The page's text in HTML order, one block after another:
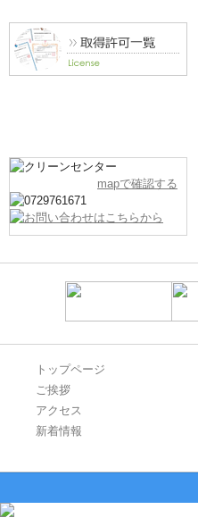
mapで確認する
トップページ
ご挨拶
アクセス
新着情報